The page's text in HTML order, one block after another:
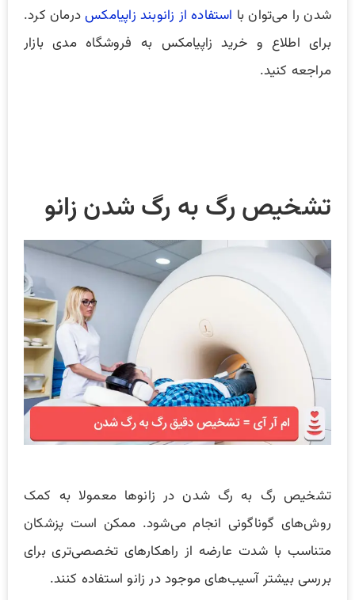
شدن را می‌توان با استفاده از زانوبند زاپیامکسدرمان کرد.
برای اطلاع و خرید زاپیامکس به فروشگاه مدی بازار
مراجعه کنید.
تشخیص رگ به‌ رگ شدن زانو
تشخیص رگ به رگ شدن در زانوها معمولا به کمک
روش‌های گوناگونی انجام می‌شود. ممکن است پزشکان
متناسب با شدت عارضه از راهکار‌های تخصصی‌تری برای
بررسی بیشتر آسیب‌های موجود در زانو استفاده کنند.